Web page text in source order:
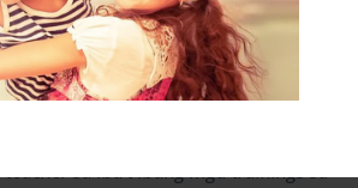
Exodus Elementary School. Schools
taon na hanggang ngayon.
sa iba’t ibang mga trainings sa